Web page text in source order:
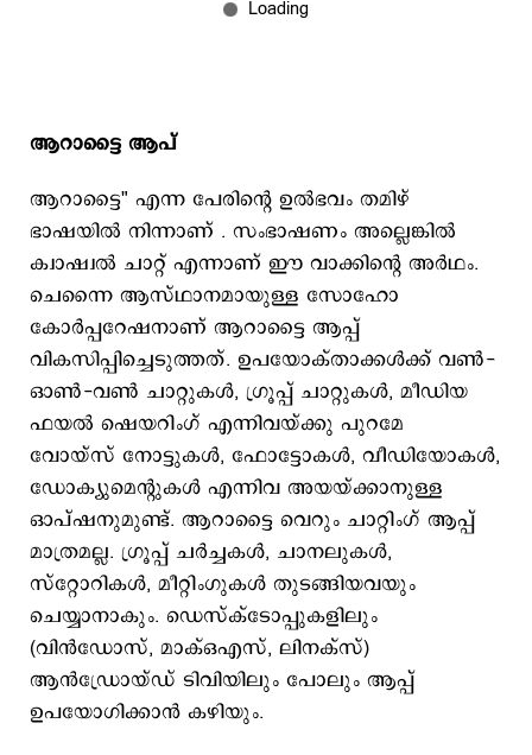
ആറാട്ടൈ ആപ്
ആറാട്ടൈ" എന്ന പേരിന്റെ ഉല്‍ഭവം തമിഴ്
ഭാഷയിൽ നിന്നാണ് . സംഭാഷണം അല്ലെങ്കിൽ
ക്വാഷ്വൽ ചാറ്റ് എന്നാണ് ഈ വാക്കിന്‍റെ അർഥം.
ചെന്നൈ ആസ്ഥാനമായുള്ള സോഹോ
കോർപ്പറേഷനാണ് ആറാട്ടൈ ആപ്പ്
വികസിപ്പിച്ചെടുത്തത്. ഉപയോക്താക്കൾക്ക് വൺ-
ഓൺ-വൺ ചാറ്റുകൾ, ഗ്രൂപ്പ് ചാറ്റുകൾ, മീഡിയ
ഫയല്‍ ഷെയറിംഗ് എന്നിവയ്ക്കു പുറമേ
വോയ്‌സ് നോട്ടുകൾ, ഫോട്ടോകൾ, വീഡിയോകൾ,
ഡോക്യുമെന്‍റുകൾ എന്നിവ അയയ്ക്കാനുള്ള
ഓപ്ഷനുമുണ്ട്. ആറാട്ടൈ വെറും ചാറ്റിംഗ് ആപ്പ്
മാത്രമല്ല. ഗ്രൂപ്പ് ചർച്ചകൾ, ചാനലുകൾ,
സ്റ്റോറികൾ, മീറ്റിംഗുകൾ തുടങ്ങിയവയും
ചെയ്യാനാകും. ഡെസ്‌ക്‌ടോപ്പുകളിലും
(വിൻഡോസ്, മാക്ഒഎസ്, ലിനക്‌സ്)
ആൻഡ്രോയ്‌ഡ് ടിവിയിലും പോലും ആപ്പ്
ഉപയോഗിക്കാൻ കഴിയും.